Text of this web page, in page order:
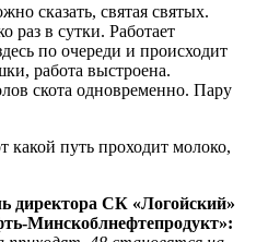
сказать, святая святых.
раз в сутки. Работает
по очереди и происходит
работа выстроена.
скота одновременно. Пару
директора СК «Логойский»
Минскоблнефтепродукт»: